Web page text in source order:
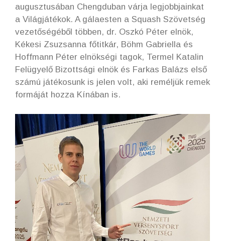
augusztusában Chengduban várja legjobbjainkat
a Világjátékok. A gálaesten a Squash Szövetség
vezetőségéből többen, dr. Oszkó Péter elnök,
Kékesi Zsuzsanna főtitkár, Böhm Gabriella és
Hoffmann Péter elnökségi tagok, Termel Katalin
Felügyelő Bizottsági elnök és Farkas Balázs első
számú játékosunk is jelen volt, aki reméljük remek
formáját hozza Kínában is.